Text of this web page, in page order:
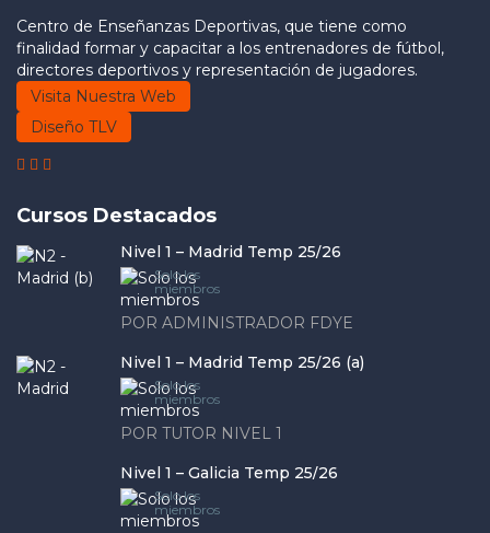
Centro de Enseñanzas Deportivas, que tiene como
finalidad formar y capacitar a los entrenadores de fútbol,
directores deportivos y representación de jugadores.
Visita Nuestra Web
Diseño TLV
Cursos Destacados
Nivel 1 – Madrid Temp 25/26
Solo los
miembros
POR ADMINISTRADOR FDYE
Nivel 1 – Madrid Temp 25/26 (a)
Solo los
miembros
POR TUTOR NIVEL 1
Nivel 1 – Galicia Temp 25/26
Solo los
miembros